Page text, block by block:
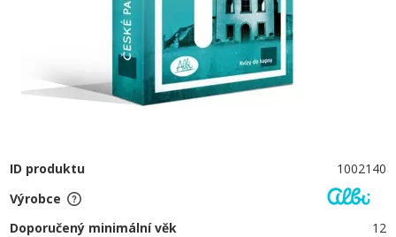
ID produktu
1002140
Výrobce
Doporučený minimální věk
12